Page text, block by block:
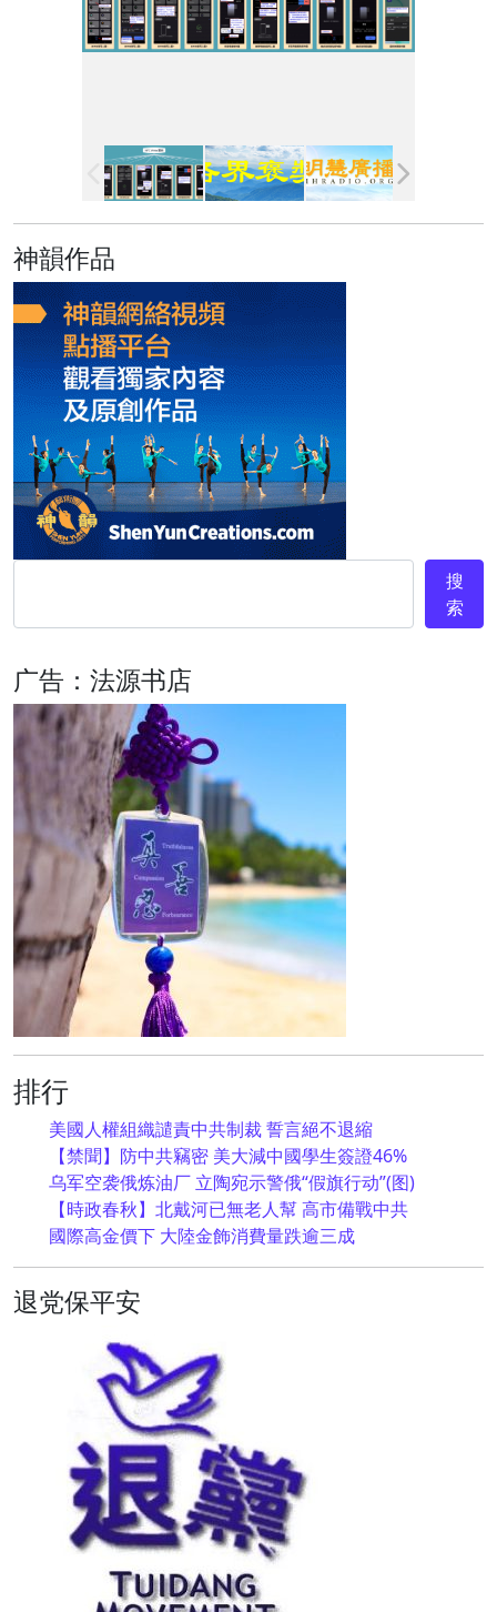
神韻作品
搜
索
广告：法源书店
排行
美國人權組織譴責中共制裁 誓言絕不退縮
【禁聞】防中共竊密 美大減中國學生簽證46%
乌军空袭俄炼油厂 立陶宛示警俄“假旗行动”(图)
【時政春秋】北戴河已無老人幫 高市備戰中共
國際高金價下 大陸金飾消費量跌逾三成
退党保平安